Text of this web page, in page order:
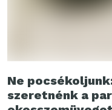
Ne
szeretnénk a